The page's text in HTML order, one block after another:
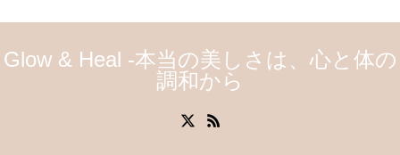
Glow & Heal -本当の美しさは、心と体の
調和から